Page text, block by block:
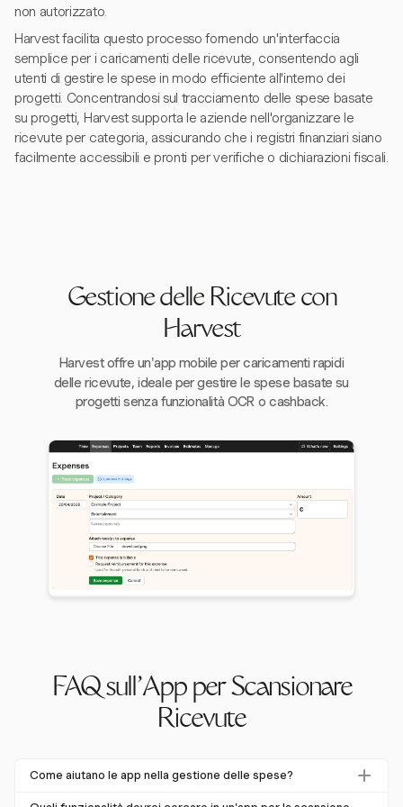
non autorizzato.
Harvest facilita questo processo fornendo un'interfaccia
semplice per i caricamenti delle ricevute, consentendo agli
utenti di gestire le spese in modo efficiente all'interno dei
progetti. Concentrandosi sul tracciamento delle spese basate
su progetti, Harvest supporta le aziende nell'organizzare le
ricevute per categoria, assicurando che i registri finanziari siano
facilmente accessibili e pronti per verifiche o dichiarazioni fiscali.
Gestione delle Ricevute con
Harvest
Harvest offre un'app mobile per caricamenti rapidi
delle ricevute, ideale per gestire le spese basate su
progetti senza funzionalità OCR o cashback.
FAQ sull'App per Scansionare
Ricevute
Come aiutano le app nella gestione delle spese?
Le app per la scansione delle ricevute semplificano la